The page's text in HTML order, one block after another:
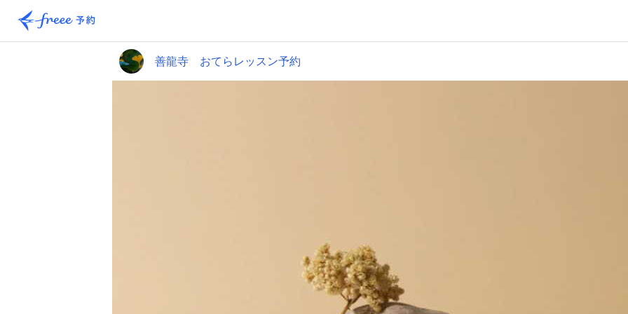
善龍寺 おてらレッスン予約